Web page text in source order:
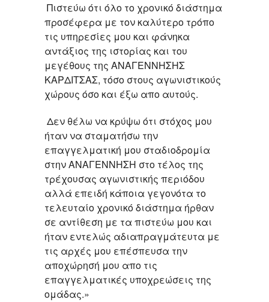
Πιστεύω ότι όλο το χρονικό διάστημα
προσέφερα με τον καλύτερο τρόπο
τις υπηρεσίες μου και φάνηκα
αντάξιος της ιστορίας και του
μεγέθους της ΑΝΑΓΕΝΝΗΣΗΣ
ΚΑΡΔΙΤΣΑΣ, τόσο στους αγωνιστικούς
χώρους όσο και έξω απο αυτούς.
Δεν θέλω να κρύψω ότι στόχος μου
ήταν να σταματήσω την
επαγγελματική μου σταδιοδρομία
στην ΑΝΑΓΕΝΝΗΣΗ στο τέλος της
τρέχουσας αγωνιστικής περιόδου
αλλά επειδή κάποια γεγονότα το
τελευταίο χρονικό διάστημα ήρθαν
σε αντίθεση με τα πιστεύω μου και
ήταν εντελώς αδιαπραγμάτευτα με
τις αρχές μου επέσπευσα την
αποχώρησή μου απο τις
επαγγελματικές υποχρεώσεις της
ομάδας.»